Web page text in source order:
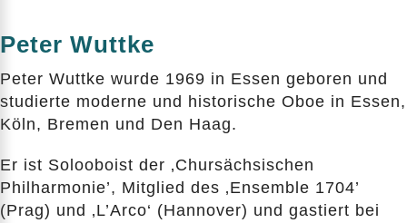
Peter Wuttke
Peter Wuttke wurde 1969 in Essen geboren und
studierte moderne und historische Oboe in Essen,
Köln, Bremen und Den Haag.
Er ist Solooboist der ‚Chursächsischen
Philharmonie’, Mitglied des ‚Ensemble 1704’
(Prag) und ‚L’Arco‘ (Hannover) und gastiert bei